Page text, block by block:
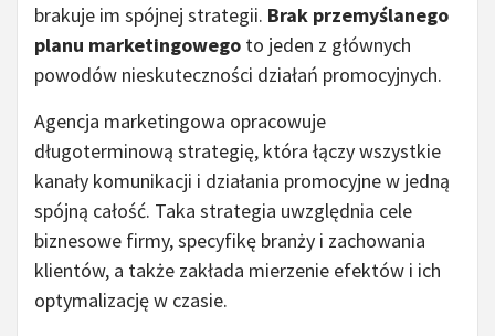
brakuje im spójnej strategii. Brak przemyślanego
planu marketingowego to jeden z głównych
powodów nieskuteczności działań promocyjnych.
Agencja marketingowa opracowuje
długoterminową strategię, która łączy wszystkie
kanały komunikacji i działania promocyjne w jedną
spójną całość. Taka strategia uwzględnia cele
biznesowe firmy, specyfikę branży i zachowania
klientów, a także zakłada mierzenie efektów i ich
optymalizację w czasie.